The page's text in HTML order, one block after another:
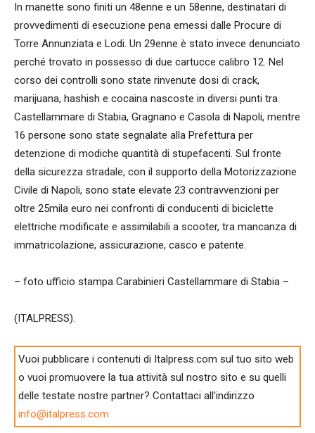
In manette sono finiti un 48enne e un 58enne, destinatari di
provvedimenti di esecuzione pena emessi dalle Procure di
Torre Annunziata e Lodi. Un 29enne è stato invece denunciato
perché trovato in possesso di due cartucce calibro 12. Nel
corso dei controlli sono state rinvenute dosi di crack,
marijuana, hashish e cocaina nascoste in diversi punti tra
Castellammare di Stabia, Gragnano e Casola di Napoli, mentre
16 persone sono state segnalate alla Prefettura per
detenzione di modiche quantità di stupefacenti. Sul fronte
della sicurezza stradale, con il supporto della Motorizzazione
Civile di Napoli, sono state elevate 23 contravvenzioni per
oltre 25mila euro nei confronti di conducenti di biciclette
elettriche modificate e assimilabili a scooter, tra mancanza di
immatricolazione, assicurazione, casco e patente.
– foto ufficio stampa Carabinieri Castellammare di Stabia –
(ITALPRESS).
Vuoi pubblicare i contenuti di Italpress.com sul tuo sito web
o vuoi promuovere la tua attività sul nostro sito e su quelli
delle testate nostre partner? Contattaci all'indirizzo
info@italpress.com